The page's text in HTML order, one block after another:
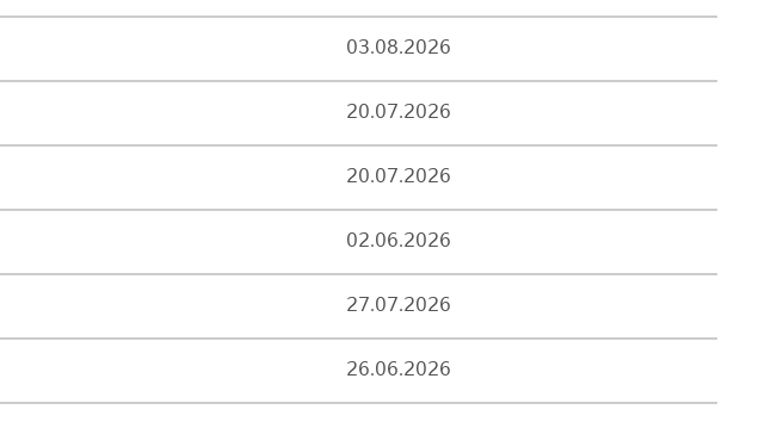
03.08.2026
20.07.2026
20.07.2026
02.06.2026
27.07.2026
26.06.2026